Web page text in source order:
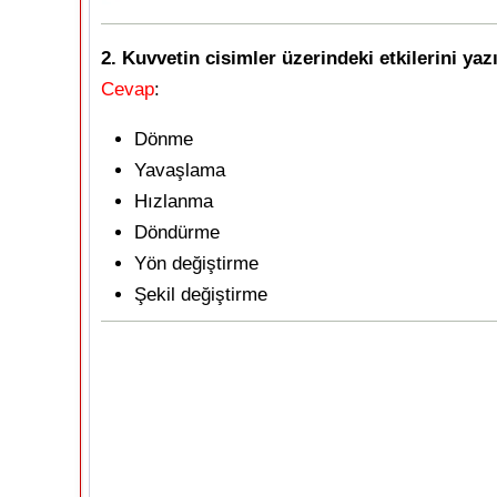
2. Kuvvetin cisimler üzerindeki etkilerini
Cevap:
Dönme
Yavaşlama
Hızlanma
Döndürme
Yön değiştirme
Şekil değiştirme